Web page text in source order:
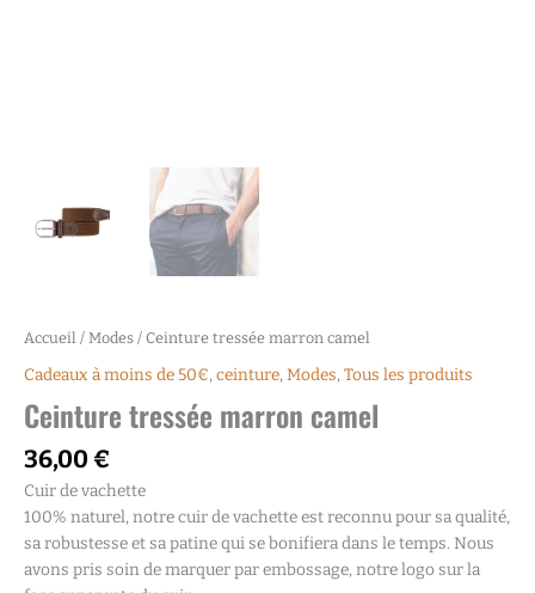
Accueil / Modes / Ceinture tressée marron camel
Cadeaux à moins de 50€,ceinture,Modes,Tous les produits
Ceinture tressée marron camel
36,00 €
Cuir de vachette
100% naturel, notre cuir de vachette est reconnu pour sa qualité,
sa robustesse et sa patine qui se bonifiera dans le temps. Nous
avons pris soin de marquer par embossage, notre logo sur la